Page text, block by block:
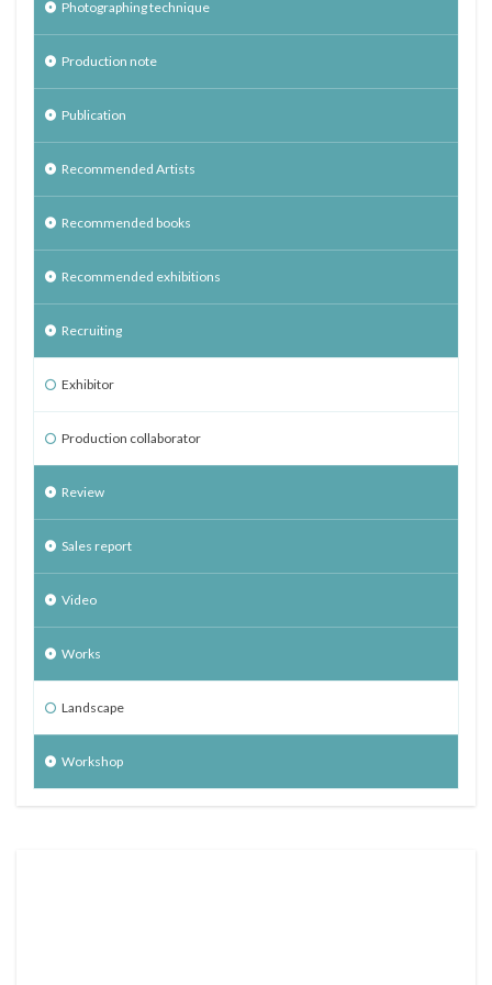
Photographing technique
Production note
Publication
Recommended Artists
Recommended books
Recommended exhibitions
Recruiting
Exhibitor
Production collaborator
Review
Sales report
Video
Works
Landscape
Workshop